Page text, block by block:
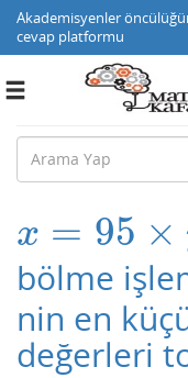
Akademisyenler
cevap platformu
Toggle
x = 95 ×
x= 95 ×y+ y3
bölme
nin en
değerleri